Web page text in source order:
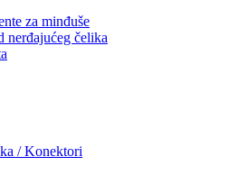
za minđuše
nerđajućeg čelika
/ Konektori